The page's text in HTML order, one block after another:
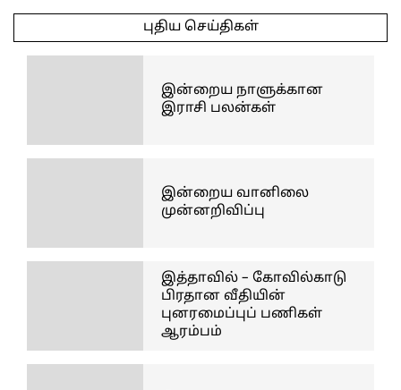
04-
புதிய செய்திகள்
இன்றைய நாளுக்கான
இராசி பலன்கள்
இன்றைய வானிலை
முன்னறிவிப்பு
இத்தாவில் – கோவில்காடு
பிரதான வீதியின்
புனரமைப்புப் பணிகள்
ஆரம்பம்